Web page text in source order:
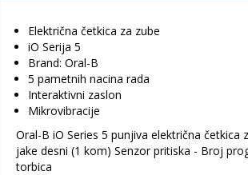
Električna četkica za zube
iO Serija 5
Brand: Oral-B
5 pametnih nacina rada
Interaktivni zaslon
Mikrovibracije
Oral-B iO Series 5 punjiva električna četkica
jake desni (1 kom) Senzor pritiska - Broj
torbica